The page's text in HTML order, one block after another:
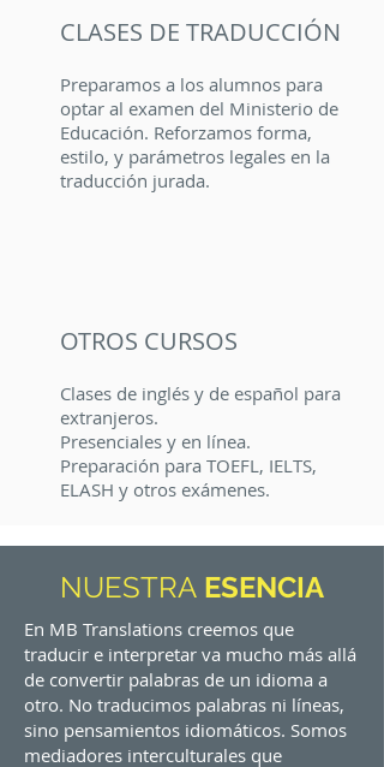
CLASES DE TRADUCCIÓN
Preparamos a los alumnos para
optar al examen del Ministerio de
Educación. Reforzamos forma,
estilo, y parámetros legales en la
traducción jurada.
OTROS CURSOS
Clases de inglés y de español para
extranjeros.
Presenciales y en línea.
Preparación para TOEFL, IELTS,
ELASH y otros exámenes.
NUESTRA ESENCIA
En MB Translations creemos que
traducir e interpretar va mucho más allá
de convertir palabras de un idioma a
otro. No traducimos palabras ni líneas,
sino pensamientos idiomáticos. Somos
mediadores interculturales que